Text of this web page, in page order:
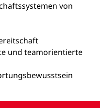
von
und teamorientierte